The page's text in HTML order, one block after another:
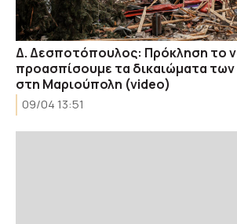
Δ. Δεσποτόπουλος: Πρόκληση το
προασπίσουμε τα δικαιώματα
στη Μαριούπολη (video)
09/04 13:51